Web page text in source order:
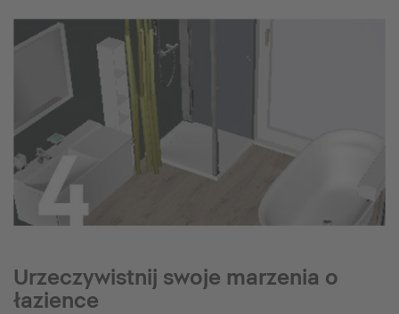
Urzeczywistnij swoje marzenia o
łazience